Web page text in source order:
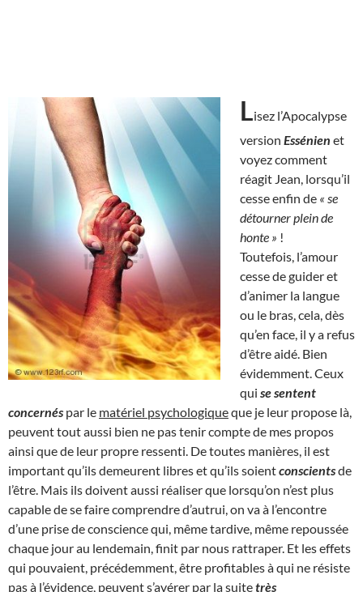
Lisez l’Apocalypse
version Essénien et
voyez comment
réagit Jean, lorsqu’il
cesse enfin de « se
détourner plein de
honte » !
Toutefois, l’amour
cesse de guider et
d’animer la langue
ou le bras, cela, dès
qu’en face, il y a refus
d’être aidé. Bien
évidemment. Ceux
qui se sentent
concernés par le matériel psychologiqueque je leur propose là,
peuvent tout aussi bien ne pas tenir compte de mes propos
ainsi que de leur propre ressenti. De toutes manières, il est
important qu’ils demeurent libres et qu’ils soientconscientsde
l’être. Mais ils doivent aussi réaliser que lorsqu’on n’est plus
capable de se faire comprendre d’autrui, on va à l’encontre
d’une prise de conscience qui, même tardive, même repoussée
chaque jour au lendemain, finit par nous rattraper. Et les effets
qui pouvaient, précédemment, être profitables à qui ne résiste
pas à l’évidence, peuvent s’avérer par la suitetrès